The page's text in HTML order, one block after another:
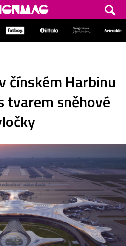
čínském Harbinu
tvarem sněhové